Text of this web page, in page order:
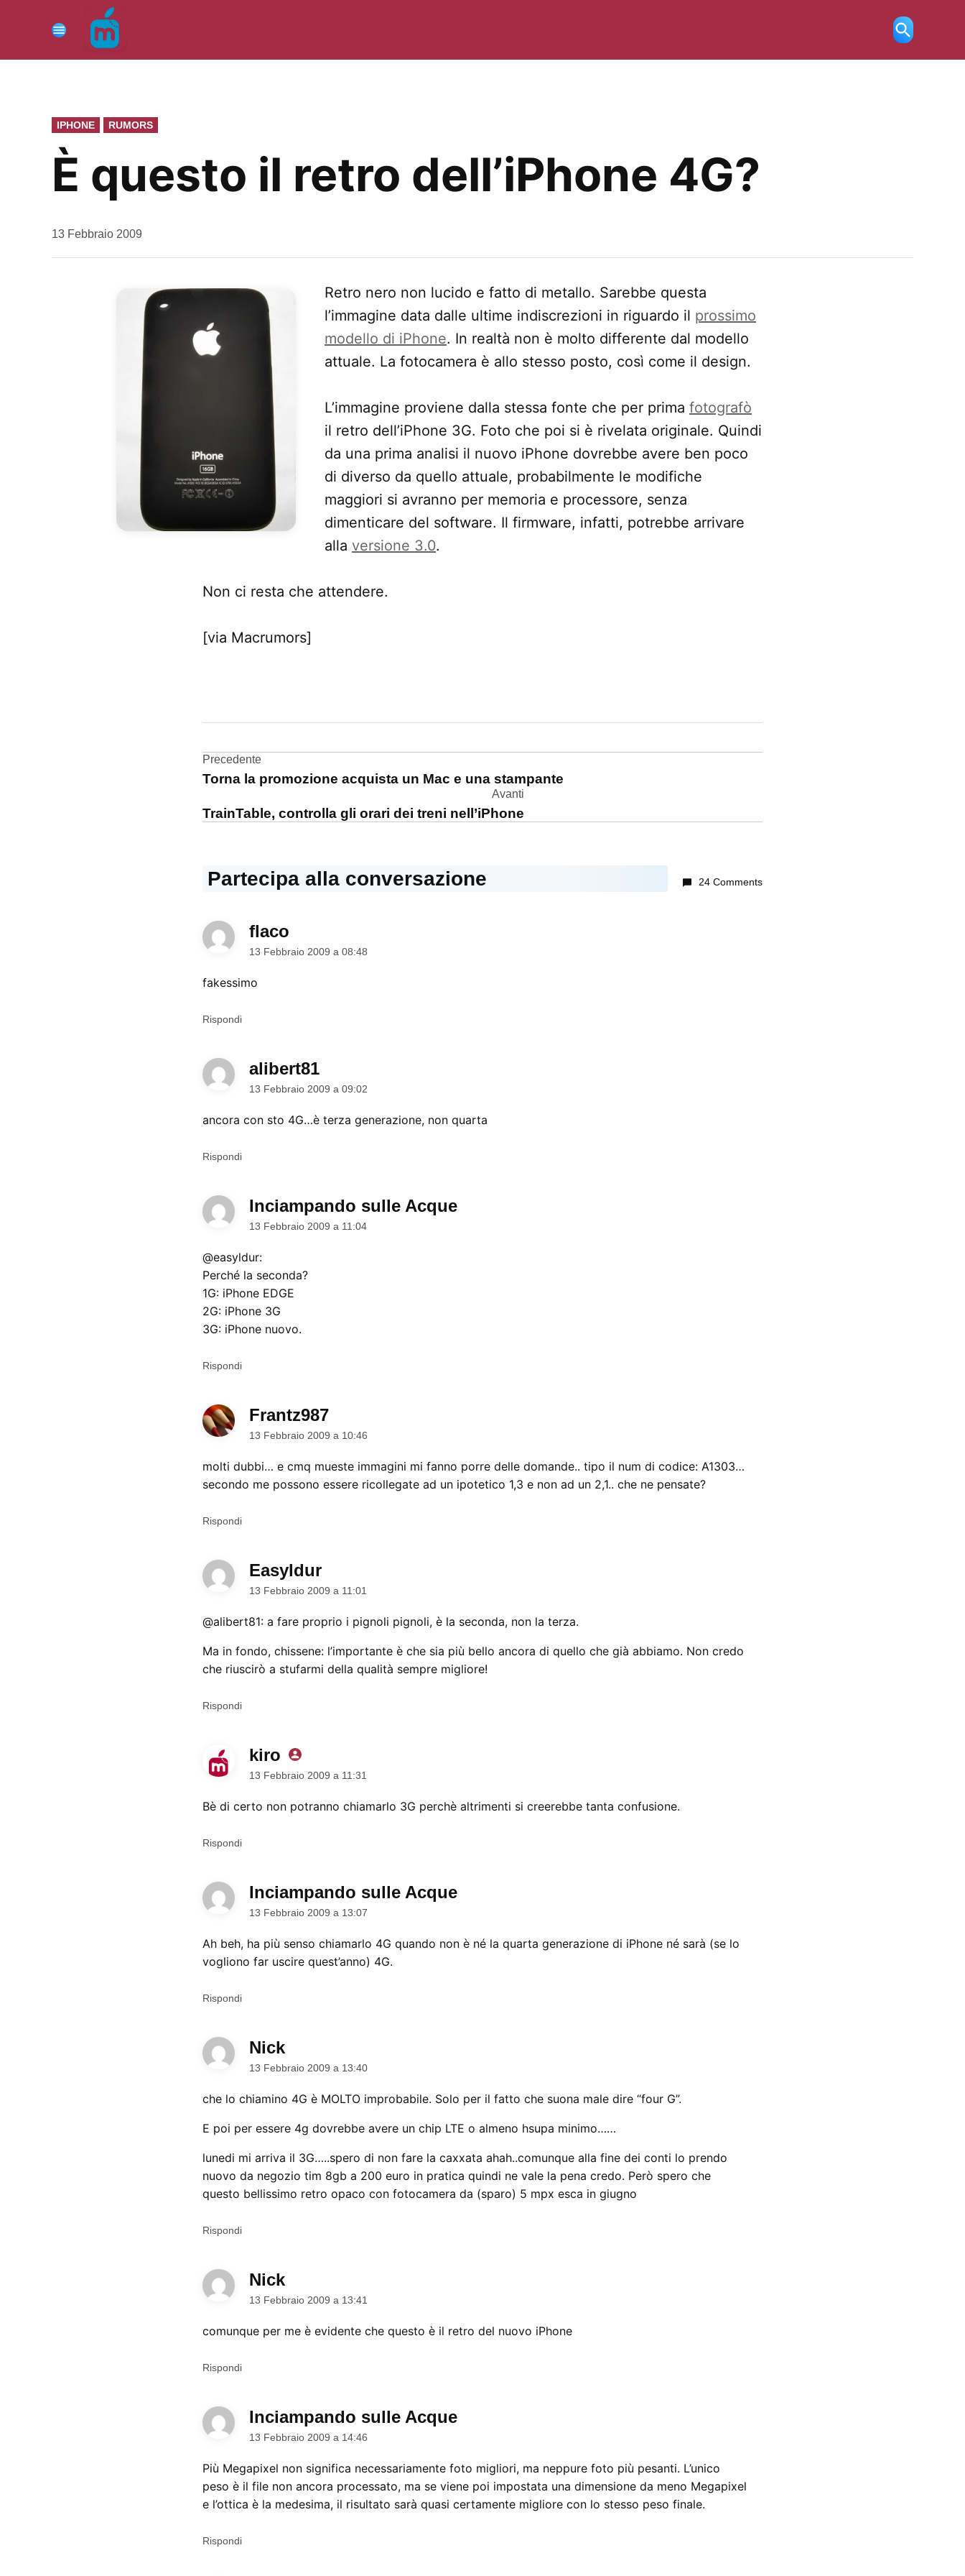
contenuto
Menu
Ricerca
aperta
PUBBLICATO
IN
IPHONE RUMORS
È questo il retro dell’iPhone 4G?
da
13 Febbraio 2009
Retro nero non lucido e fatto di metallo. Sarebbe questa
l’immagine data dalle ultime indiscrezioni in riguardo il prossimo
modello di iPhone. In realtà non è molto differente dal modello
attuale. La fotocamera è allo stesso posto, così come il design.
L’immagine proviene dalla stessa fonte che per prima fotografò
il retro dell’iPhone 3G. Foto che poi si è rivelata originale. Quindi
da una prima analisi il nuovo iPhone dovrebbe avere ben poco
di diverso da quello attuale, probabilmente le modifiche
maggiori si avranno per memoria e processore, senza
dimenticare del software. Il firmware, infatti, potrebbe arrivare
alla versione 3.0.
Non ci resta che attendere.
[via Macrumors]
4G
Rumors
Navigazione
Precedente
Torna la promozione acquista un Mac e una stampante
Avanti
TrainTable, controlla gli orari dei treni nell’iPhone
Partecipa alla conversazione 24 Comments
flaco
13 Febbraio 2009 a 08:48
fakessimo
Rispondi
alibert81dice:
13 Febbraio 2009 a 09:02
ancora con sto 4G…è terza generazione, non quarta
Rispondi
Inciampando sulle Acquedice:
13 Febbraio 2009 a 11:04
@easyldur:
Perché la seconda?
1G: iPhone EDGE
2G: iPhone 3G
3G: iPhone nuovo.
Rispondi
Frantz987dice:
13 Febbraio 2009 a 10:46
molti dubbi… e cmq mueste immagini mi fanno porre delle domande.. tipo il num di codice: A1303…
secondo me possono essere ricollegate ad un ipotetico 1,3 e non ad un 2,1.. che ne pensate?
Rispondi
Easyldurdice:
13 Febbraio 2009 a 11:01
@alibert81: a fare proprio i pignoli pignoli, è la seconda, non la terza.
Ma in fondo, chissene: l’importante è che sia più bello ancora di quello che già abbiamo. Non credo
che riuscirò a stufarmi della qualità sempre migliore!
Rispondi
kiro dice:
13 Febbraio 2009 a 11:31
Bè di certo non potranno chiamarlo 3G perchè altrimenti si creerebbe tanta confusione.
Rispondi
Inciampando sulle Acquedice:
13 Febbraio 2009 a 13:07
Ah beh, ha più senso chiamarlo 4G quando non è né la quarta generazione di iPhone né sarà (se lo
vogliono far uscire quest’anno) 4G.
Rispondi
Nickdice:
13 Febbraio 2009 a 13:40
che lo chiamino 4G è MOLTO improbabile. Solo per il fatto che suona male dire “four G”.
E poi per essere 4g dovrebbe avere un chip LTE o almeno hsupa minimo……
lunedi mi arriva il 3G…..spero di non fare la caxxata ahah..comunque alla fine dei conti lo prendo
nuovo da negozio tim 8gb a 200 euro in pratica quindi ne vale la pena credo. Però spero che
questo bellissimo retro opaco con fotocamera da (sparo) 5 mpx esca in giugno
Rispondi
Nickdice:
13 Febbraio 2009 a 13:41
comunque per me è evidente che questo è il retro del nuovo iPhone
Rispondi
Inciampando sulle Acquedice:
13 Febbraio 2009 a 14:46
Più Megapixel non significa necessariamente foto migliori, ma neppure foto più pesanti. L’unico
peso è il file non ancora processato, ma se viene poi impostata una dimensione da meno Megapixel
e l’ottica è la medesima, il risultato sarà quasi certamente migliore con lo stesso peso finale.
Rispondi